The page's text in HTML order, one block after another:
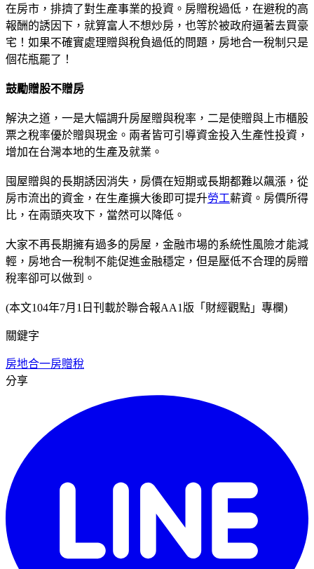
在房市，排擠了對生產事業的投資。房贈稅過低，在避稅的高
報酬的誘因下，就算富人不想炒房，也等於被政府逼著去買豪
宅！如果不確實處理贈與稅負過低的問題，房地合一稅制只是
個花瓶罷了！
鼓勵贈股不贈房
解決之道，一是大幅調升房屋贈與稅率，二是使贈與上市櫃股
票之稅率優於贈與現金。兩者皆可引導資金投入生產性投資，
增加在台灣本地的生產及就業。
囤屋贈與的長期誘因消失，房價在短期或長期都難以飆漲，從
房市流出的資金，在生產擴大後即可提升勞工薪資。房價所得
比，在兩頭夾攻下，當然可以降低。
大家不再長期擁有過多的房屋，金融市場的系統性風險才能減
輕，房地合一稅制不能促進金融穩定，但是壓低不合理的房贈
稅率卻可以做到。
(本文104年7月1日刊載於聯合報AA1版「財經觀點 」專欄)
關鍵字
房地合一房贈稅
分享